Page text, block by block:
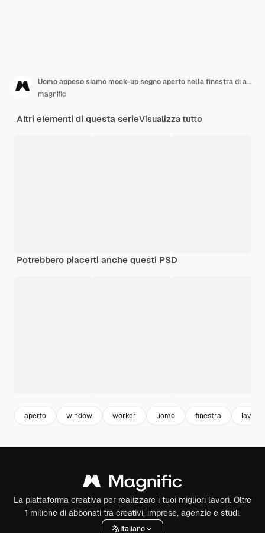
Uomo appeso siamo mock-up segno aperto nella finestra di affari
magnific
Altri elementi di questa serieVisualizza tutto
Potrebbero piacerti anche questi PSD
aperto window worker uomo finestra lavoro
La piattaforma creativa per realizzare i tuoi migliori lavori. Oltre
1 milione di abbonati tra creativi, imprese, agenzie e studi.
Italiano